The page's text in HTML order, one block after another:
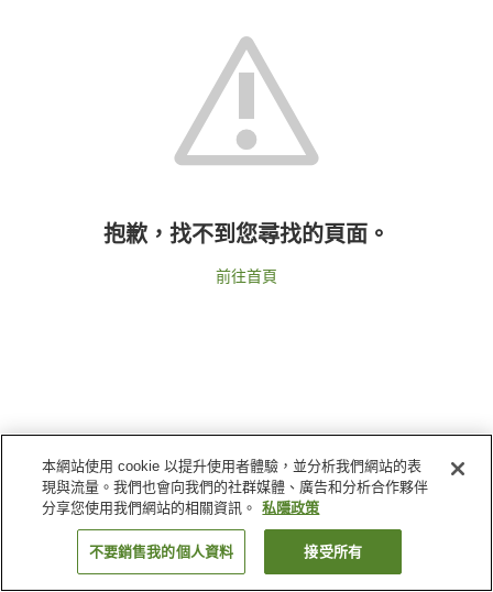
抱歉，找不到您尋找的頁面。
前往首頁
本網站使用 cookie 以提升使用者體驗，並分析我們網站的表
現與流量。我們也會向我們的社群媒體、廣告和分析合作夥伴
分享您使用我們網站的相關資訊。
私隱政策
不要銷售我的個人資料 接受所有